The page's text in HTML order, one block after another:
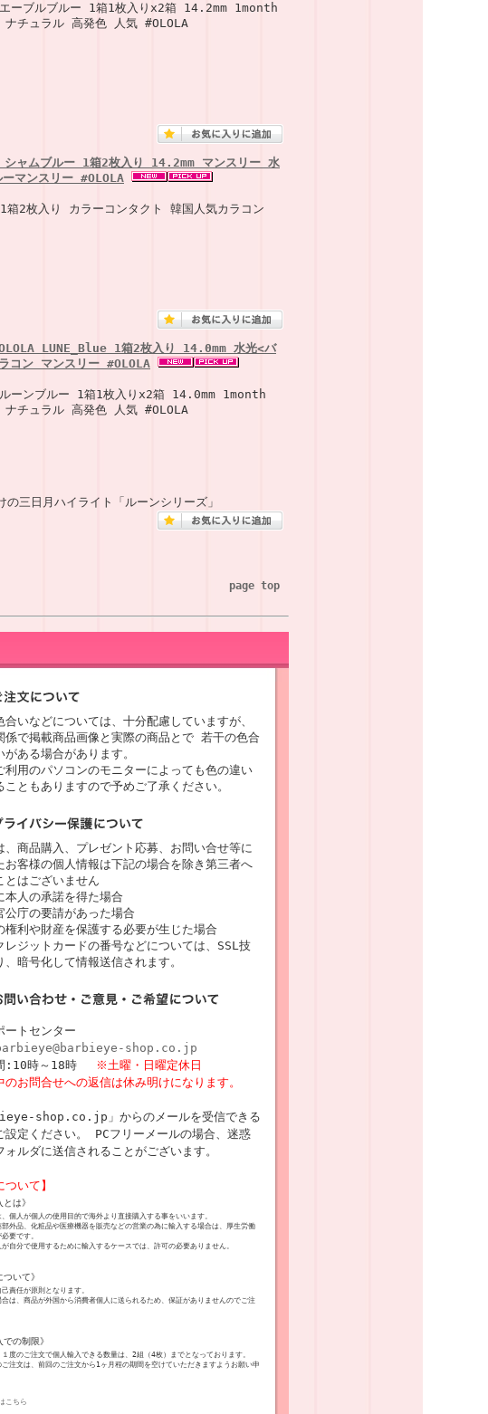
ーブルブルー 1箱1枚入りx2箱 14.2mm 1month
チュラル 高発色 人気 #OLOLA
シャムブルー 1箱2枚入り 14.2mm マンスリー 水
マンスリー #OLOLA
箱2枚入り カラーコンタクト 韓国人気カラコン
LUNE_Blue 1箱2枚入り 14.0mm 水光<バ
コン マンスリー #OLOLA
ーンブルー 1箱1枚入りx2箱 14.0mm 1month
チュラル 高発色 人気 #OLOLA
三日月ハイライト「ルーンシリーズ」
page top
合いなどについては、十分配慮していますが、
係で掲載商品画像と実際の商品とで 若干の色合
がある場合があります。
利用のパソコンのモニターによっても色の違い
こともありますので予めご了承ください。
、商品購入、プレゼント応募、お問い合せ等に
お客様の個人情報は下記の場合を除き第三者へ
とはございません
本人の承諾を得た場合
公庁の要請があった場合
権利や財産を保護する必要が生じた場合
レジットカードの番号などについては、SSL技
、暗号化して情報送信されます。
ートセンター
shop.co.jp
:10時～18時
※土曜・日曜定休日
お問合せへの返信は休み明けになります。
shop.co.jp」からのメールを受信できる
設定ください。 PCフリーメールの場合、迷惑
ォルダに送信されることがございます。
ついて】
とは》
個人が個人の使用目的で海外より直接購入する事をいいます。
部外品、化粧品や医療機器を販売などの営業の為に輸入する場合は、厚生労働
要です。
が自分で使用するために輸入するケースでは、許可の必要ありません。
ついて》
責任が原則となります。
合は、商品が外国から消費者個人に送られるため、保証がありませんのでご注
での制限》
度のご注文で個人輸入できる数量は、2組（4枚）までとなっております。
ご注文は、前回のご注文から1ヶ月程の期間を空けていただきますようお願い申
こちら